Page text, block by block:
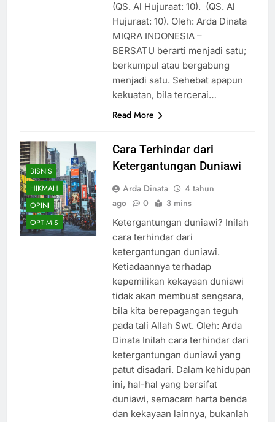
(QS. Al Hujuraat: 10). (QS. Al
Hujuraat: 10). Oleh: Arda Dinata
MIQRA INDONESIA –
BERSATU berarti menjadi satu;
berkumpul atau bergabung
menjadi satu. Sehebat apapun
kekuatan, bila tercerai…
Read More
BISNIS
HIKMAH
OPINI
OPTIMIS
Cara Terhindar dari
Ketergantungan Duniawi
Arda Dinata
4 tahun
ago
0 3 mins
Ketergantungan duniawi? Inilah
cara terhindar dari
ketergantungan duniawi.
Ketiadaannya terhadap
kepemilikan kekayaan duniawi
tidak akan membuat sengsara,
bila kita berepagangan teguh
pada tali Allah Swt. Oleh: Arda
Dinata Inilah cara terhindar dari
ketergantungan duniawi yang
patut disadari. Dalam kehidupan
ini, hal-hal yang bersifat
duniawi, semacam harta benda
dan kekayaan lainnya, bukanlah